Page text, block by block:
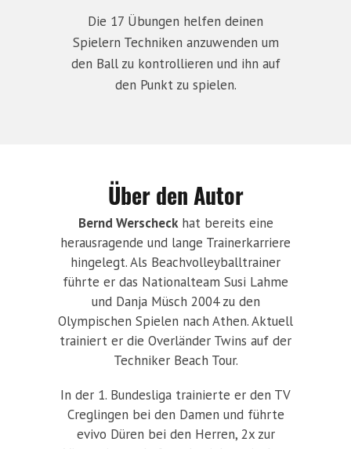
Die 17 Übungen helfen deinen
Spielern Techniken anzuwenden um
den Ball zu kontrollieren und ihn auf
den Punkt zu spielen.
Über den Autor
Bernd Werscheckhat bereits eine
herausragende und lange Trainerkarriere
hingelegt. Als Beachvolleyballtrainer
führte er das Nationalteam Susi Lahme
und Danja Müsch 2004 zu den
Olympischen Spielen nach Athen. Aktuell
trainiert er die Overländer Twins auf der
Techniker Beach Tour.
In der 1. Bundesliga trainierte er den TV
Creglingen bei den Damen und führte
evivo Düren bei den Herren, 2x zur